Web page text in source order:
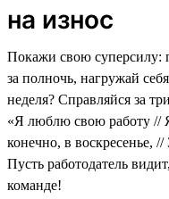
на износ
Покажи свою суперсилу:
за полночь, нагружай
неделя? Справляйся за
«Я люблю свою работу //
конечно, в воскресенье,
Пусть работодатель
команде!